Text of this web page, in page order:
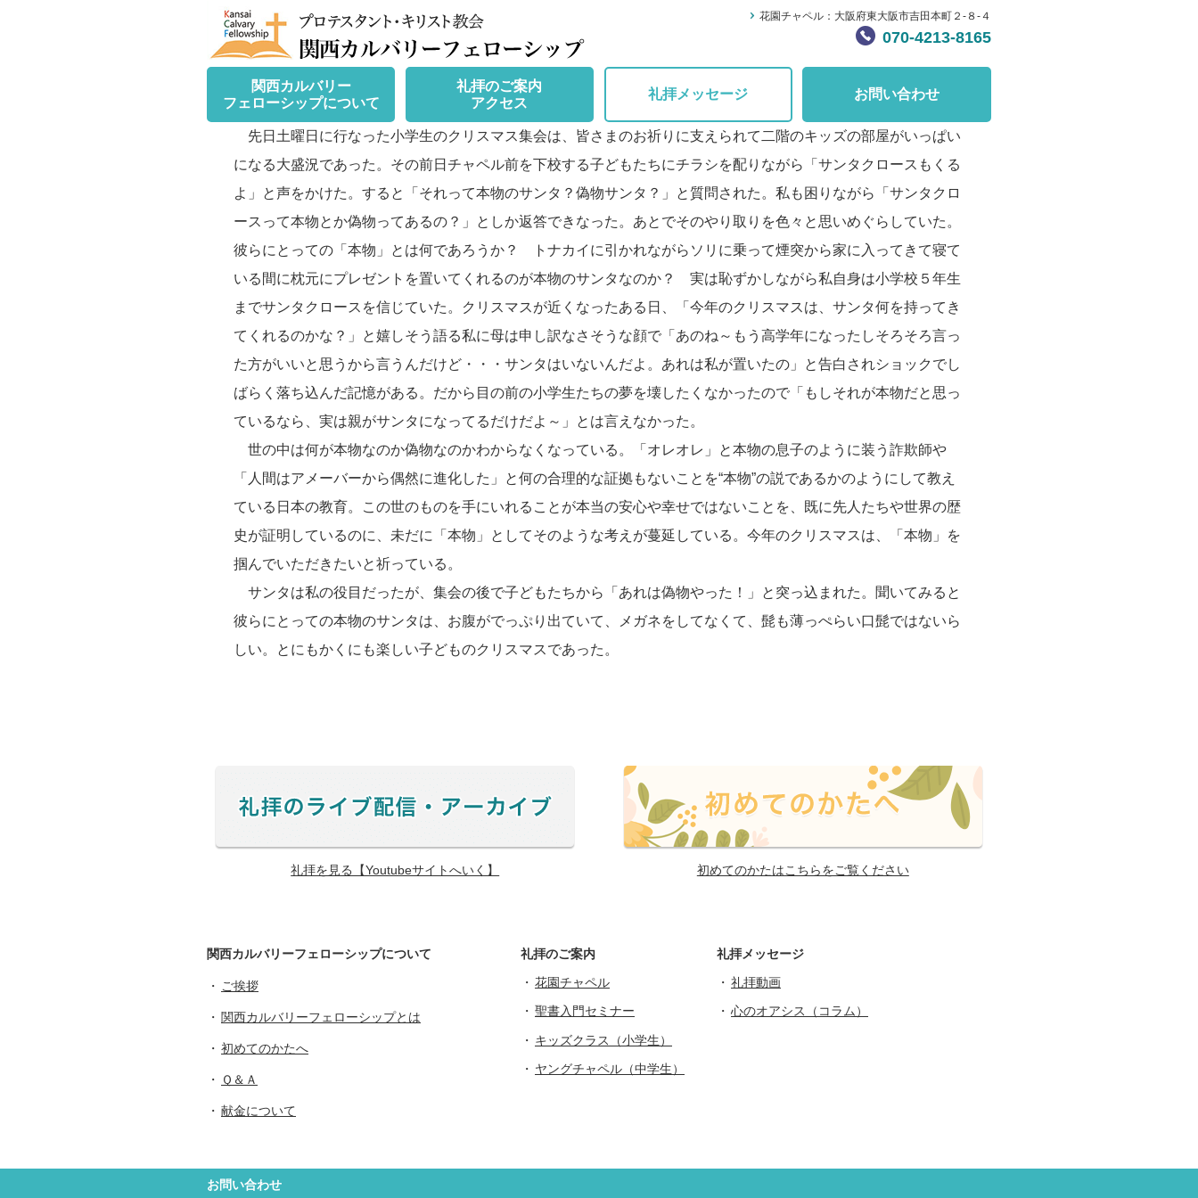
花園チャペル：大阪府東大阪市吉田本町２-８-４
070-4213-8165
関西カルバリー
フェローシップについて
礼拝のご案内
アクセス
礼拝メッセージ お問い合わせ
先日土曜日に行なった小学生のクリスマス集会は、皆さまのお祈りに支えられて二階のキッズの部屋がいっぱい
になる大盛況であった。その前日チャペル前を下校する子どもたちにチラシを配りながら「サンタクロースもくる
よ」と声をかけた。すると「それって本物のサンタ？偽物サンタ？」と質問された。私も困りながら「サンタクロ
ースって本物とか偽物ってあるの？」としか返答できなった。あとでそのやり取りを色々と思いめぐらしていた。
彼らにとっての「本物」とは何であろうか？ トナカイに引かれながらソリに乗って煙突から家に入ってきて寝て
いる間に枕元にプレゼントを置いてくれるのが本物のサンタなのか？ 実は恥ずかしながら私自身は小学校５年生
までサンタクロースを信じていた。クリスマスが近くなったある日、「今年のクリスマスは、サンタ何を持ってき
てくれるのかな？」と嬉しそう語る私に母は申し訳なさそうな顔で「あのね～もう高学年になったしそろそろ言っ
た方がいいと思うから言うんだけど・・・サンタはいないんだよ。あれは私が置いたの」と告白されショックでし
ばらく落ち込んだ記憶がある。だから目の前の小学生たちの夢を壊したくなかったので「もしそれが本物だと思っ
ているなら、実は親がサンタになってるだけだよ～」とは言えなかった。
世の中は何が本物なのか偽物なのかわからなくなっている。「オレオレ」と本物の息子のように装う詐欺師や
「人間はアメーバーから偶然に進化した」と何の合理的な証拠もないことを“本物”の説であるかのようにして教え
ている日本の教育。この世のものを手にいれることが本当の安心や幸せではないことを、既に先人たちや世界の歴
史が証明しているのに、未だに「本物」としてそのような考えが蔓延している。今年のクリスマスは、「本物」を
掴んでいただきたいと祈っている。
サンタは私の役目だったが、集会の後で子どもたちから「あれは偽物やった！」と突っ込まれた。聞いてみると
彼らにとっての本物のサンタは、お腹がでっぷり出ていて、メガネをしてなくて、髭も薄っぺらい口髭ではないら
しい。とにもかくにも楽しい子どものクリスマスであった。
礼拝を見る【Youtubeサイトへいく】 初めてのかたはこちらをご覧ください
関西カルバリーフェローシップについて
ご挨拶
関西カルバリーフェローシップとは
初めてのかたへ
Ｑ＆Ａ
献金について
礼拝のご案内
花園チャペル
聖書入門セミナー
キッズクラス（小学生）
ヤングチャペル（中学生）
礼拝メッセージ
礼拝動画
心のオアシス（コラム）
お問い合わせ